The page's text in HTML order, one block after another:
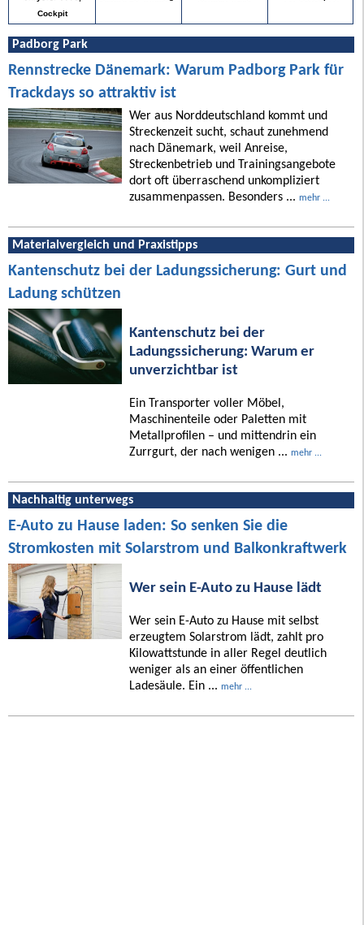
Cockpit
Padborg Park
Rennstrecke Dänemark: Warum Padborg Park für
Trackdays so attraktiv ist
Wer aus Norddeutschland kommt und
Streckenzeit sucht, schaut zunehmend
nach Dänemark, weil Anreise,
Streckenbetrieb und Trainingsangebote
dort oft überraschend unkompliziert
zusammenpassen. Besonders ... mehr ...
Materialvergleich und Praxistipps
Kantenschutz bei der Ladungssicherung: Gurt und
Ladung schützen
Kantenschutz bei der
Ladungssicherung: Warum er
unverzichtbar ist
Ein Transporter voller Möbel,
Maschinenteile oder Paletten mit
Metallprofilen – und mittendrin ein
Zurrgurt, der nach wenigen ... mehr ...
Nachhaltig unterwegs
E-Auto zu Hause laden: So senken Sie die
Stromkosten mit Solarstrom und Balkonkraftwerk
Wer sein E-Auto zu Hause lädt
Wer sein E-Auto zu Hause mit selbst
erzeugtem Solarstrom lädt, zahlt pro
Kilowattstunde in aller Regel deutlich
weniger als an einer öffentlichen
Ladesäule. Ein ... mehr ...